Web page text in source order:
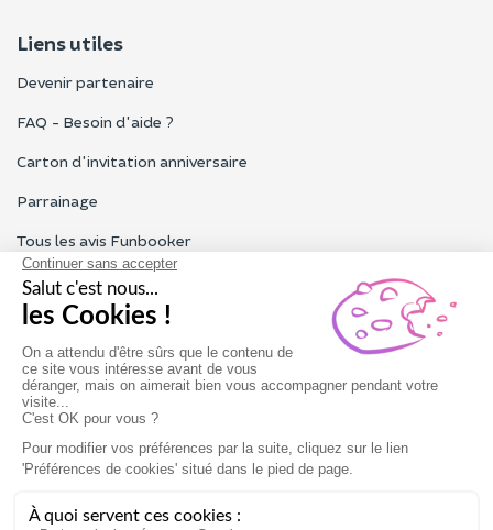
Liens utiles
Devenir partenaire
FAQ - Besoin d'aide ?
Carton d'invitation anniversaire
Parrainage
Tous les avis Funbooker
Particuliers, entreprises, professionnels
Notre service client est ouvert du lundi au vendredi de 9h à 18h
Nous contacter
Conditions générales